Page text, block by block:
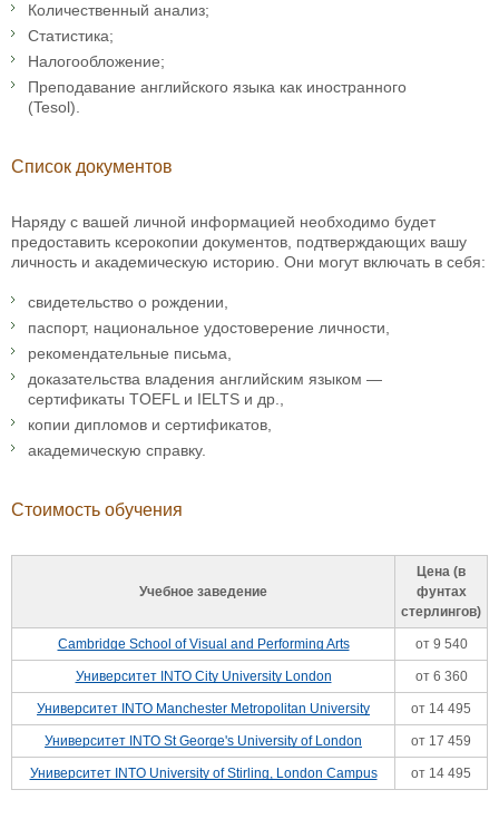
Количественный анализ;
Статистика;
Налогообложение;
Преподавание английского языка как иностранного
(Tesol).
Список документов
Наряду с вашей личной информацией необходимо будет
предоставить ксерокопии документов, подтверждающих вашу
личность и академическую историю. Они могут включать в себя:
свидетельство о рождении,
паспорт, национальное удостоверение личности,
рекомендательные письма,
доказательства владения английским языком —
сертификаты TOEFL и IELTS и др.,
копии дипломов и сертификатов,
академическую справку.
Стоимость обучения
Учебное заведение
Цена (в
фунтах
стерлингов)
Cambridge School of Visual and Performing Arts от 9 540
Университет INTO City University London от 6 360
Университет INTO Manchester Metropolitan University от 14 495
Университет INTO St George's University of London от 17 459
Университет INTO University of Stirling, London Campus от 14 495